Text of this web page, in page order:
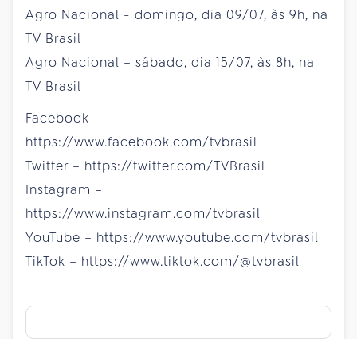
Agro Nacional - domingo, dia 09/07, às 9h, na
TV Brasil
Agro Nacional – sábado, dia 15/07, às 8h, na
TV Brasil
Facebook –
https://www.facebook.com/tvbrasil
Twitter – https://twitter.com/TVBrasil
Instagram –
https://www.instagram.com/tvbrasil
YouTube – https://www.youtube.com/tvbrasil
TikTok – https://www.tiktok.com/@tvbrasil